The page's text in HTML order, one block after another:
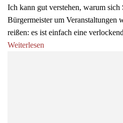
Ich kann gut verstehen, warum
Bürgermeister um
reißen: es ist einfach eine
Weiterlesen